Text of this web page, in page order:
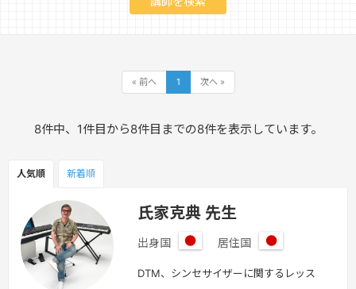
« 前へ 1 次へ »
8件中、1件目から8件目までの8件を表示しています。
人気順 新着順
氏家克典 先生
出身国
本
居住国
本
DTM、シンセサイザーに関するレッス